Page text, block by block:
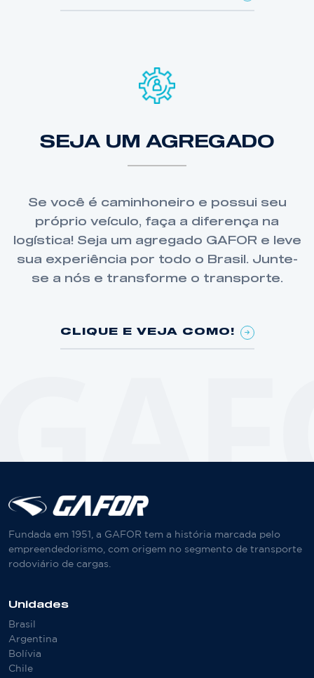
SEJA UM AGREGADO
Se você é caminhoneiro e possui seu
próprio veículo, faça a diferença na
logística! Seja um agregado GAFOR e leve
sua experiência por todo o Brasil. Junte-
se a nós e transforme o transporte.
CLIQUE E VEJA COMO!
Fundada em 1951, a GAFOR tem a história marcada pelo
empreendedorismo, com origem no segmento de transporte
rodoviário de cargas.
Unidades
Brasil
Argentina
Bolívia
Chile